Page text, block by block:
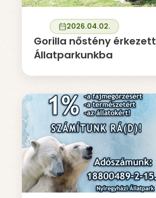
2026.04.02.
Gorilla nőstény érkezett
Állatparkunkba